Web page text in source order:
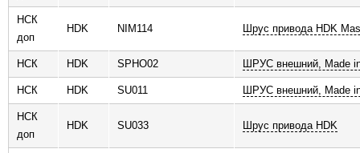
НСК
доп
HDK NIM114 Шрус привода HDK
НСК HDK SPHO02 ШРУС внешний, Made
НСК HDK SU011 ШРУС внешний, Made
НСК
доп
HDK SU033 Шрус привода HDK